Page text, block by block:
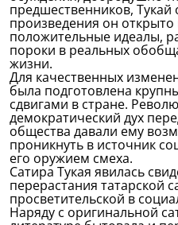
предшественников, Тукай
произведения он
положительные идеалы,
пороки в реальных
жизни.
Для качественных
была подготовлена
сдвигами в стране.
демократический дух
общества давали ему
проникнуть в источник
его оружием смеха.
Сатира Тукая явилась
перерастания татарской
просветительской в
Наряду с оригинальной